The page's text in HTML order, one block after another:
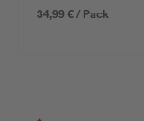
34,99 € / Pack